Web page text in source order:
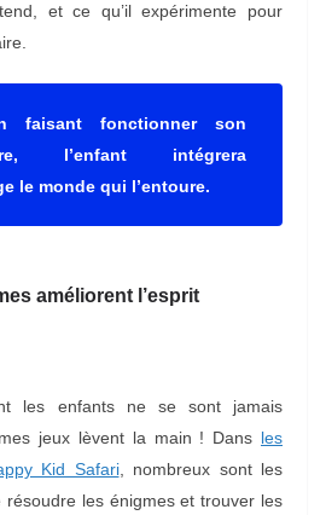
et ce qu’il expérimente pour
faisant fonctionner son
l’enfant intégrera
le monde qui l’entoure.
améliorent l’esprit
les enfants ne se sont jamais
jeux lèvent la main ! Dans les
Kid Safari, nombreux sont les
résoudre les énigmes et trouver les